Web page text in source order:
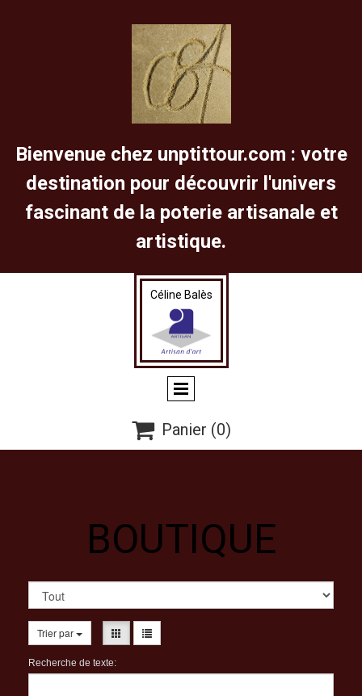
Bienvenue chez unptittour.com : votre
destination pour découvrir l'univers
fascinant de la poterie artisanale et
artistique.
Céline Balès
 Panier (0)
BOUTIQUE
Trier par
Recherche de texte: